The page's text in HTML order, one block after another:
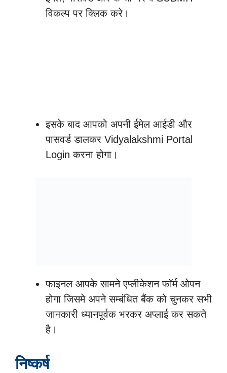
विकल्प पर क्लिक करे।
इसके बाद आपको अपनी ईमेल आईडी और
पासवर्ड डालकर Vidyalakshmi Portal
Login करना होगा।
फाइनल आपके सामने एप्लीकेशन फॉर्म ओपन
होगा जिसमे अपने सम्बंधित बैंक को चुनकर सभी
जानकारी ध्यानपूर्वक भरकर अप्लाई कर सकते
है।
निष्कर्ष